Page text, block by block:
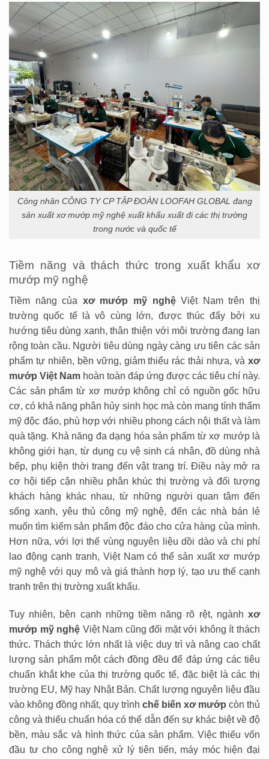
Công nhân CÔNG TY CP TẬP ĐOÀN LOOFAH GLOBAL đang
sản xuất xơ mướp mỹ nghệ xuất khẩu xuất đi các thị trường
trong nước và quốc tế
Tiềm năng và thách thức trong xuất khẩu xơ
mướp mỹ nghệ
Tiềm năng của xơ mướp mỹ nghệViệt Nam trên thị
trường quốc tế là vô cùng lớn, được thúc đẩy bởi xu
hướng tiêu dùng xanh, thân thiện với môi trường đang lan
rộng toàn cầu. Người tiêu dùng ngày càng ưu tiên các sản
phẩm tự nhiên, bền vững, giảm thiểu rác thải nhựa, và xơ
mướp Việt Nam hoàn toàn đáp ứng được các tiêu chí này.
Các sản phẩm từ xơ mướp không chỉ có nguồn gốc hữu
cơ, có khả năng phân hủy sinh học mà còn mang tính thẩm
mỹ độc đáo, phù hợp với nhiều phong cách nội thất và làm
quà tặng. Khả năng đa dạng hóa sản phẩm từ xơ mướp là
không giới hạn, từ dụng cụ vệ sinh cá nhân, đồ dùng nhà
bếp, phụ kiện thời trang đến vật trang trí. Điều này mở ra
cơ hội tiếp cận nhiều phân khúc thị trường và đối tượng
khách hàng khác nhau, từ những người quan tâm đến
sống xanh, yêu thủ công mỹ nghệ, đến các nhà bán lẻ
muốn tìm kiếm sản phẩm độc đáo cho cửa hàng của mình.
Hơn nữa, với lợi thế vùng nguyên liệu dồi dào và chi phí
lao động cạnh tranh, Việt Nam có thể sản xuất xơ mướp
mỹ nghệ với quy mô và giá thành hợp lý, tạo ưu thế cạnh
tranh trên thị trường xuất khẩu.
Tuy nhiên, bên cạnh những tiềm năng rõ rệt, ngành xơ
mướp mỹ nghệ Việt Nam cũng đối mặt với không ít thách
thức. Thách thức lớn nhất là việc duy trì và nâng cao chất
lượng sản phẩm một cách đồng đều để đáp ứng các tiêu
chuẩn khắt khe của thị trường quốc tế, đặc biệt là các thị
trường EU, Mỹ hay Nhật Bản. Chất lượng nguyên liệu đầu
vào không đồng nhất, quy trình chế biến xơ mướp còn thủ
công và thiếu chuẩn hóa có thể dẫn đến sự khác biệt về độ
bền, màu sắc và hình thức của sản phẩm. Việc thiếu vốn
đầu tư cho công nghệ xử lý tiên tiến, máy móc hiện đại